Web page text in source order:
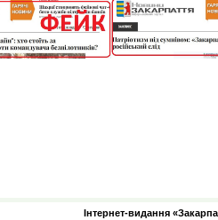
Інтернет-видання